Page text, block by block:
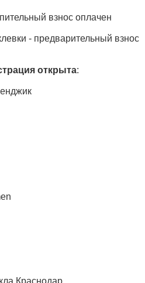
взнос оплачен
- предварительный взнос
открыта:
Краснодар